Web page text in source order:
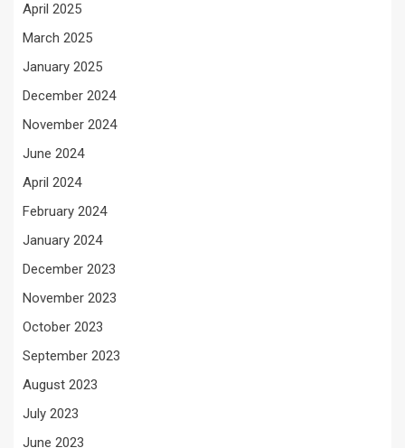
April 2025
March 2025
January 2025
December 2024
November 2024
June 2024
April 2024
February 2024
January 2024
December 2023
November 2023
October 2023
September 2023
August 2023
July 2023
June 2023